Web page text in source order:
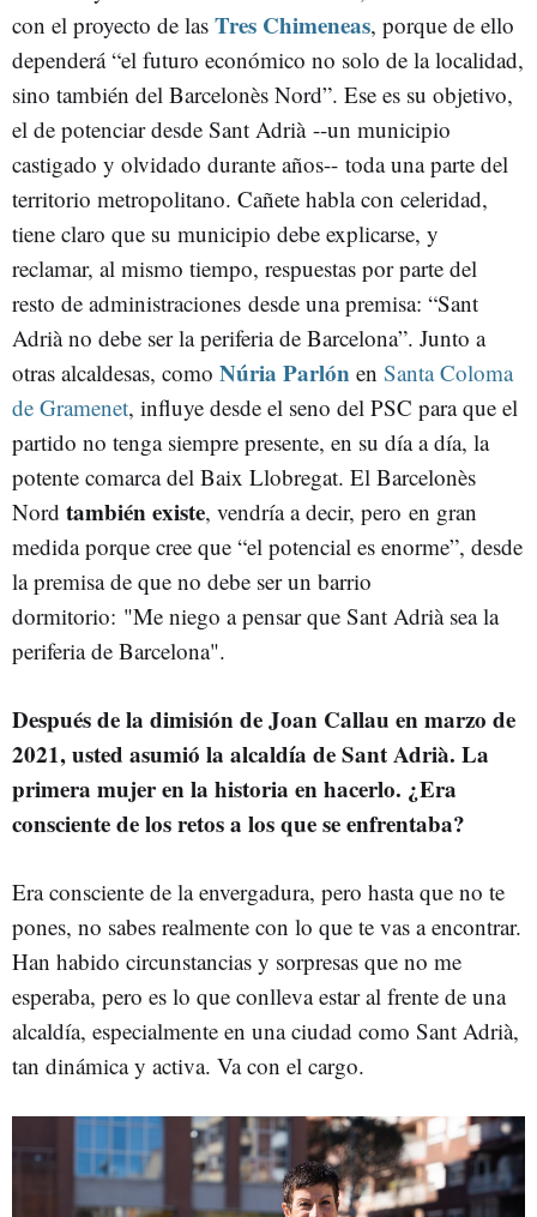
con el proyecto de las Tres Chimeneas, porque de ello
dependerá “el futuro económico no solo de la localidad,
sino también del Barcelonès Nord”. Ese es su objetivo,
el de potenciar desde Sant Adrià --un municipio
castigado y olvidado durante años-- toda una parte del
territorio metropolitano. Cañete habla con celeridad,
tiene claro que su municipio debe explicarse, y
reclamar, al mismo tiempo, respuestas por parte del
resto de administraciones desde una premisa: “Sant
Adrià no debe ser la periferia de Barcelona”. Junto a
otras alcaldesas, como Núria Parlón en Santa Coloma
de Gramenet, influye desde el seno del PSC para que el
partido no tenga siempre presente, en su día a día, la
potente comarca del Baix Llobregat. El Barcelonès
Nord también existe, vendría a decir, pero en gran
medida porque cree que “el potencial es enorme”, desde
la premisa de que no debe ser un barrio
dormitorio: "Me niego a pensar que Sant Adrià sea la
periferia de Barcelona".
Después de la dimisión de Joan Callau en marzo de
2021, usted asumió la alcaldía de Sant Adrià. La
primera mujer en la historia en hacerlo. ¿Era
consciente de los retos a los que se enfrentaba?
Era consciente de la envergadura, pero hasta que no te
pones, no sabes realmente con lo que te vas a encontrar.
Han habido circunstancias y sorpresas que no me
esperaba, pero es lo que conlleva estar al frente de una
alcaldía, especialmente en una ciudad como Sant Adrià,
tan dinámica y activa. Va con el cargo.